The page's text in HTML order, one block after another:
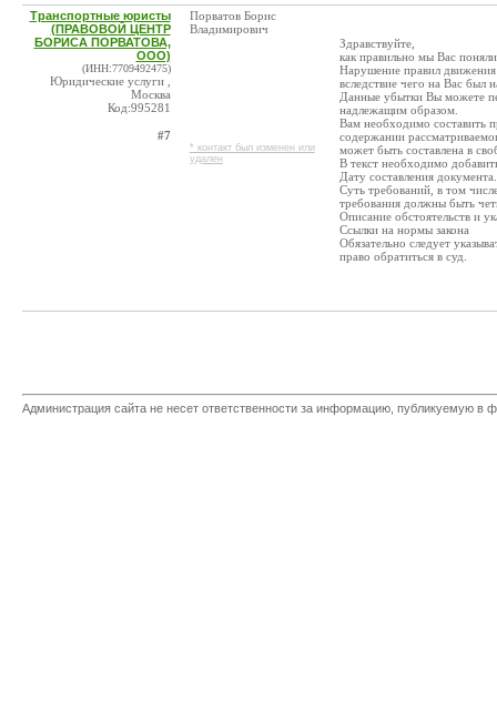
Транспортные юристы
(ПРАВОВОЙ ЦЕНТР
БОРИСА ПОРВАТОВА,
ООО)
(ИНН:7709492475)
Юридические услуги ,
Москва
Код:995281
#7
Порватов Борис
Владимирович
* контакт был изменен или
удален
Здравствуйте,
как правильно мы Вас
Нарушение правил движения
вследствие чего на Вас был
Данные убытки Вы можете
надлежащим образом.
Вам необходимо составить
содержании
может быть составлена в
В текст необходимо
Дату составления документа.
Суть требований, в том
требования должны быть
Описание обстоятельств и
Ссылки на нормы закона
Обязательно следует
право обратиться в суд.
Администрация сайта не несет ответственности за информацию, публикуемую